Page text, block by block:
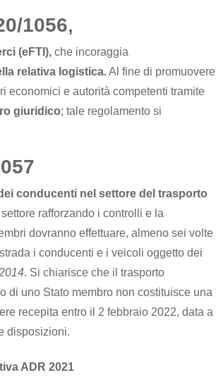
1056,
(eFTI), che incoraggia
relativa logistica.Al fine di promuovere
economici e autorità competenti tramite
giuridico; tale regolamento si
conducenti nel settore del trasporto
rafforzando i controlli e la
dovranno effettuare, almeno sei volte
i conducenti e i veicoli oggetto dei
. Si chiarisce che il trasporto
di uno Stato membro non costituisce una
recepita entro il 2 febbraio 2022, data a
disposizioni.
ADR 2021